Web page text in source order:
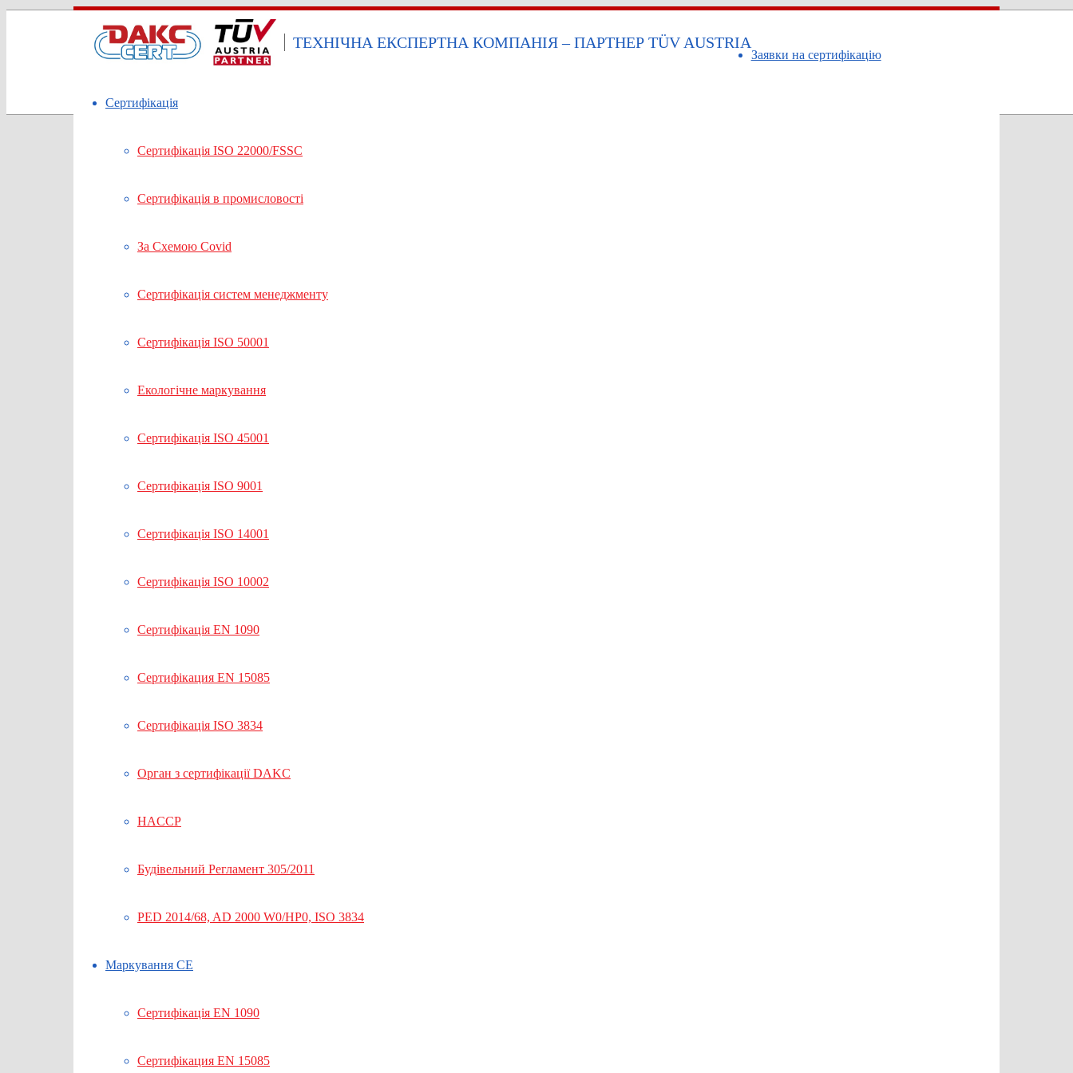
ТЕХНІЧНА ЕКСПЕРТНА КОМПАНІЯ – ПАРТНЕР TÜV AUSTRIA
Заявки на сертифікацію
Сертифікація
Сертифікація ISO 22000/FSSC
Сертифікація в промисловості
За Cхемою Covid
Сертифікація систем менеджменту
Сертифікація ISO 50001
Екологічне маркування
Сертифікація ISO 45001
Сертифікація ISO 9001
Сертифікація ISO 14001
Сертифікація ISO 10002
Сертифікація EN 1090
Сертифікация EN 15085
Сертифікація ISO 3834
Орган з сертифікації DAKC
HACCP
Будівельний Регламент 305/2011
PED 2014/68, AD 2000 W0/HP0, ISO 3834
Маркування СЕ
Сертифікація EN 1090
Сертифікация EN 15085